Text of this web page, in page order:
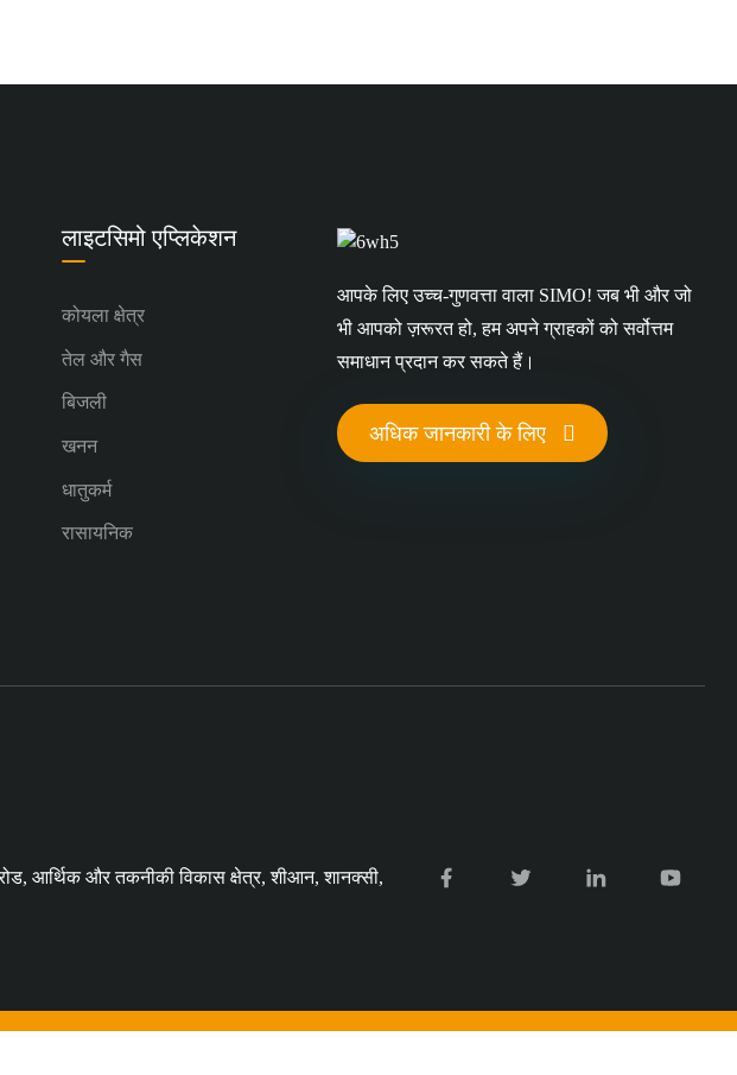
लाइटसिमो एप्लिकेशन
कोयला क्षेत्र
तेल और गैस
बिजली
खनन
धातुकर्म
रासायनिक
आपके लिए उच्च-गुणवत्ता वाला SIMO! जब भी और जो
भी आपको ज़रूरत हो, हम अपने ग्राहकों को सर्वोत्तम
समाधान प्रदान कर सकते हैं।
अधिक जानकारी के लिए
आर्थिक और तकनीकी विकास क्षेत्र, शीआन, शानक्सी,